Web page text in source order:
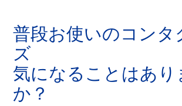
普段お使いのコンタ
ズ
気になることはあり
か？